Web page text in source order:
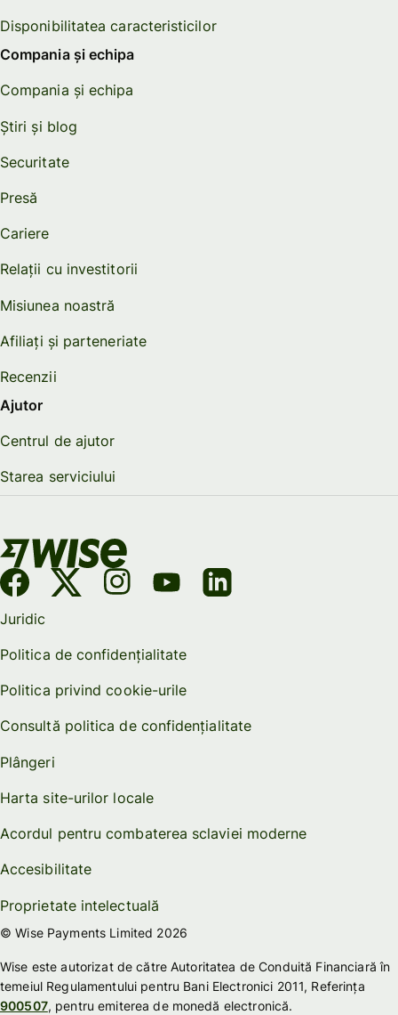
Disponibilitatea caracteristicilor
Compania și echipa
Compania și echipa
Știri și blog
Securitate
Presă
Cariere
Relații cu investitorii
Misiunea noastră
Afiliați și parteneriate
Recenzii
Ajutor
Centrul de ajutor
Starea serviciului
Juridic
Politica de confidențialitate
Politica privind cookie-urile
Consultă politica de confidențialitate
Plângeri
Harta site-urilor locale
Acordul pentru combaterea sclaviei moderne
Accesibilitate
Proprietate intelectuală
© Wise Payments Limited 2026
Wise este autorizat de către Autoritatea de Conduită Financiară în
temeiul Regulamentului pentru Bani Electronici 2011, Referința
900507, pentru emiterea de monedă electronică.